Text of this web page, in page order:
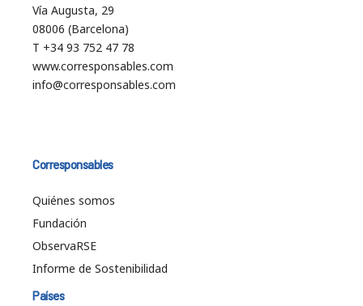
Vía Augusta, 29
08006 (Barcelona)
T +34 93 752 47 78
www.corresponsables.com
info@corresponsables.com
Corresponsables
Quiénes somos
Fundación
ObservaRSE
Informe de Sostenibilidad
Países